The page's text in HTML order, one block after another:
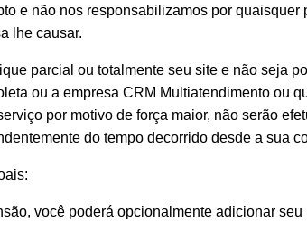
e não nos responsabilizamos por
lhe causar.
parcial ou totalmente seu site e não seja
ou a empresa CRM Multiatendimento ou
por motivo de força maior, não serão
do tempo decorrido desde a sua
você poderá opcionalmente adicionar